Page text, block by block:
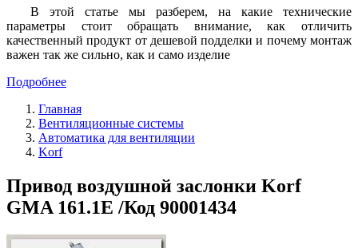
В этой статье мы разберем, на какие технические
параметры стоит обращать внимание, как отличить
качественный продукт от дешевой подделки и почему монтаж
важен так же сильно, как и само изделие
Подробнее
Главная
Вентиляционные системы
Автоматика для вентиляции
Korf
Привод воздушной заслонки Korf
GMA 161.1E /Код 90001434